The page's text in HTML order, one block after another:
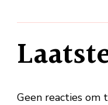
Geen reacties om